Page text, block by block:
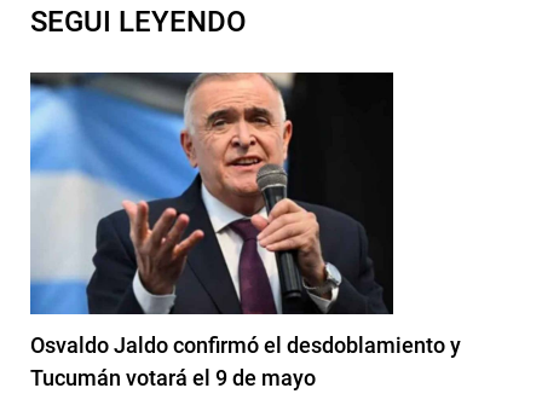
SEGUI LEYENDO
Osvaldo Jaldo confirmó el desdoblamiento y
Tucumán votará el 9 de mayo